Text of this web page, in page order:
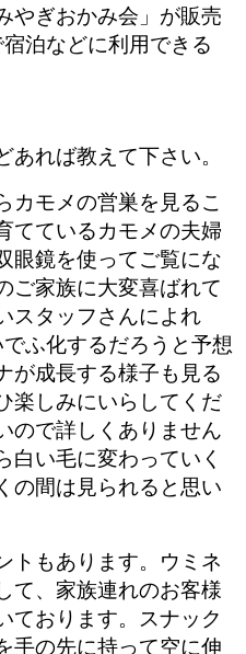
やぎおかみ会」が販売
泊などに利用できる
れば教えて下さい。
カモメの営巣を見るこ
てているカモメの夫婦
眼鏡を使ってご覧にな
ご家族に大変喜ばれて
スタッフさんによれ
ふ化するだろうと予想
が成長する様子も見る
楽しみにいらしてくだ
ので詳しくありません
白い毛に変わっていく
の間は見られると思い
もあります。ウミネ
て、家族連れのお客様
ております。スナック
手の先に持って空に伸